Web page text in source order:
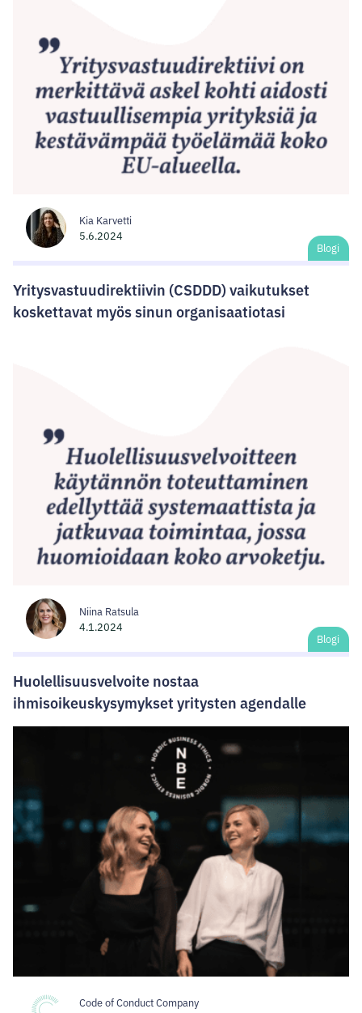
Kia Karvetti
5.6.2024
Blogi
Yritysvastuudirektiivin (CSDDD) vaikutukset
koskettavat myös sinun organisaatiotasi
Niina Ratsula
4.1.2024
Blogi
Huolellisuusvelvoite nostaa
ihmisoikeuskysymykset yritysten agendalle
Code of Conduct Company